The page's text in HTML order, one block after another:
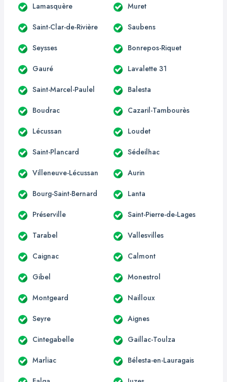
Lamasquère Muret
Saint-Clar-de-Rivière Saubens
Seysses Bonrepos-Riquet
Gauré Lavalette 31
Saint-Marcel-Paulel Balesta
Boudrac Cazaril-Tambourès
Lécussan Loudet
Saint-Plancard Sédeilhac
Villeneuve-Lécussan Aurin
Bourg-Saint-Bernard Lanta
Préserville Saint-Pierre-de-Lages
Tarabel Vallesvilles
Caignac Calmont
Gibel Monestrol
Montgeard Nailloux
Seyre Aignes
Cintegabelle Gaillac-Toulza
Marliac Bélesta-en-Lauragais